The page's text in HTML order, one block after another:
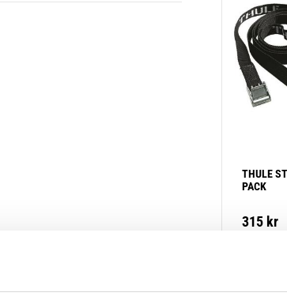
THULE
PACK
315 kr